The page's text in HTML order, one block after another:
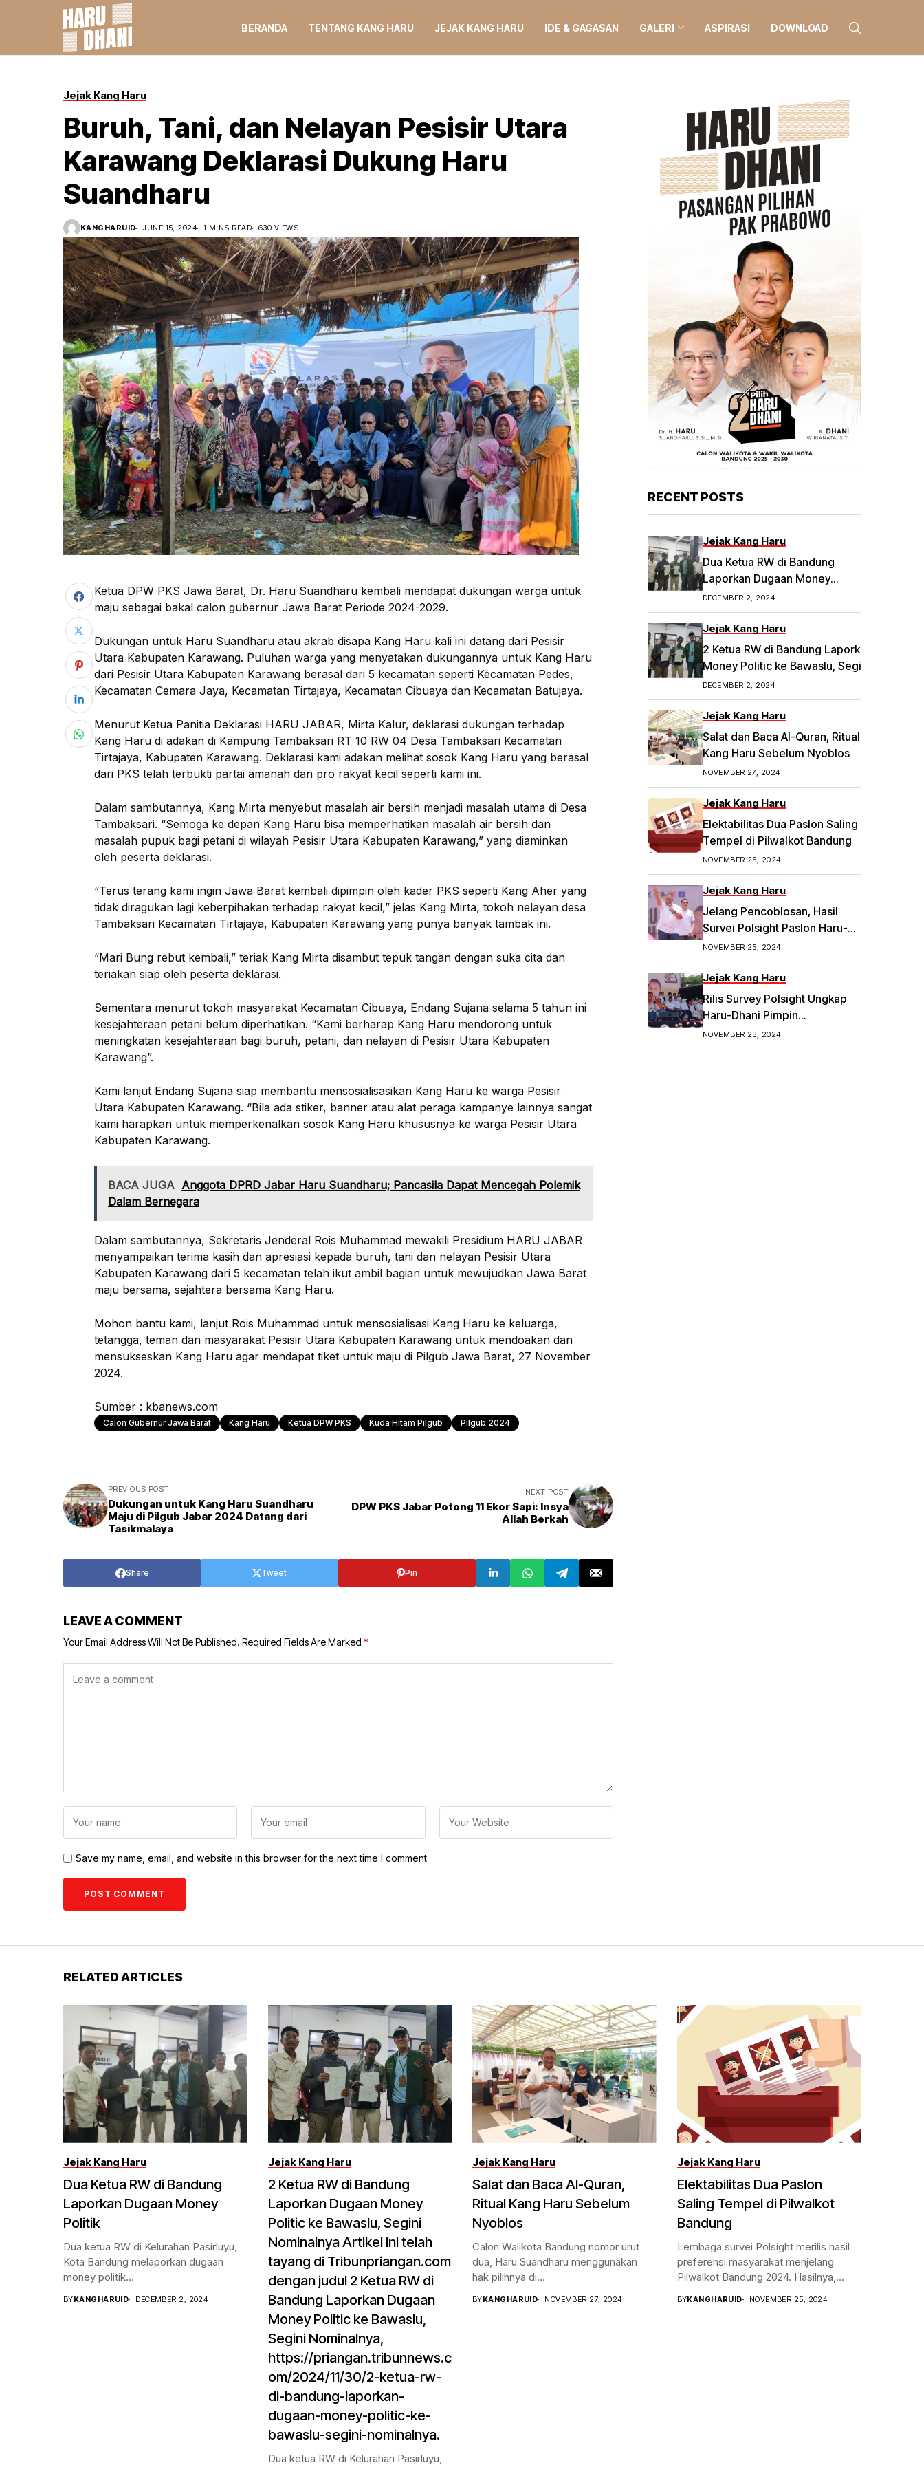
BERANDA TENTANG KANG HARU JEJAK KANG HARU IDE & GAGASAN GALERI ASPIRASI DOWNLOAD
Jejak Kang Haru
Buruh, Tani, dan Nelayan Pesisir Utara
Karawang Deklarasi Dukung Haru
Suandharu
KANGHARUID JUNE 15, 2024 1 MINS READ 630 VIEWS
Ketua DPW PKS Jawa Barat, Dr. Haru Suandharu kembali mendapat dukungan warga untuk
maju sebagai bakal calon gubernur Jawa Barat Periode 2024-2029.
Dukungan untuk Haru Suandharu atau akrab disapa Kang Haru kali ini datang dari Pesisir
Utara Kabupaten Karawang. Puluhan warga yang menyatakan dukungannya untuk Kang Haru
dari Pesisir Utara Kabupaten Karawang berasal dari 5 kecamatan seperti Kecamatan Pedes,
Kecamatan Cemara Jaya, Kecamatan Tirtajaya, Kecamatan Cibuaya dan Kecamatan Batujaya.
Menurut Ketua Panitia Deklarasi HARU JABAR, Mirta Kalur, deklarasi dukungan terhadap
Kang Haru di adakan di Kampung Tambaksari RT 10 RW 04 Desa Tambaksari Kecamatan
Tirtajaya, Kabupaten Karawang. Deklarasi kami adakan melihat sosok Kang Haru yang berasal
dari PKS telah terbukti partai amanah dan pro rakyat kecil seperti kami ini.
Dalam sambutannya, Kang Mirta menyebut masalah air bersih menjadi masalah utama di Desa
Tambaksari. “Semoga ke depan Kang Haru bisa memperhatikan masalah air bersih dan
masalah pupuk bagi petani di wilayah Pesisir Utara Kabupaten Karawang,” yang diaminkan
oleh peserta deklarasi.
“Terus terang kami ingin Jawa Barat kembali dipimpin oleh kader PKS seperti Kang Aher yang
tidak diragukan lagi keberpihakan terhadap rakyat kecil,” jelas Kang Mirta, tokoh nelayan desa
Tambaksari Kecamatan Tirtajaya, Kabupaten Karawang yang punya banyak tambak ini.
“Mari Bung rebut kembali,” teriak Kang Mirta disambut tepuk tangan dengan suka cita dan
teriakan siap oleh peserta deklarasi.
Sementara menurut tokoh masyarakat Kecamatan Cibuaya, Endang Sujana selama 5 tahun ini
kesejahteraan petani belum diperhatikan. “Kami berharap Kang Haru mendorong untuk
meningkatan kesejahteraan bagi buruh, petani, dan nelayan di Pesisir Utara Kabupaten
Karawang”.
Kami lanjut Endang Sujana siap membantu mensosialisasikan Kang Haru ke warga Pesisir
Utara Kabupaten Karawang. “Bila ada stiker, banner atau alat peraga kampanye lainnya sangat
kami harapkan untuk memperkenalkan sosok Kang Haru khususnya ke warga Pesisir Utara
Kabupaten Karawang.
BACA JUGA Anggota DPRD Jabar Haru Suandharu; Pancasila Dapat Mencegah Polemik
Dalam Bernegara
Dalam sambutannya, Sekretaris Jenderal Rois Muhammad mewakili Presidium HARU JABAR
menyampaikan terima kasih dan apresiasi kepada buruh, tani dan nelayan Pesisir Utara
Kabupaten Karawang dari 5 kecamatan telah ikut ambil bagian untuk mewujudkan Jawa Barat
maju bersama, sejahtera bersama Kang Haru.
Mohon bantu kami, lanjut Rois Muhammad untuk mensosialisasi Kang Haru ke keluarga,
tetangga, teman dan masyarakat Pesisir Utara Kabupaten Karawang untuk mendoakan dan
mensukseskan Kang Haru agar mendapat tiket untuk maju di Pilgub Jawa Barat, 27 November
2024.
Sumber : kbanews.com
Calon Gubernur Jawa Barat Kang Haru Ketua DPW PKS Kuda Hitam Pilgub Pilgub 2024
PREVIOUS POST
Dukungan untuk Kang Haru Suandharu
Maju di Pilgub Jabar 2024 Datang dari
Tasikmalaya
NEXT POST
DPW PKS Jabar Potong 11 Ekor Sapi: Insya
Allah Berkah
Share Tweet Pin
LEAVE A COMMENT
Your Email Address Will Not Be Published. Required Fields Are Marked *
Save my name, email, and website in this browser for the next time I comment.
RECENT POSTS
Jejak Kang Haru
Dua Ketua RW di Bandung
Laporkan Dugaan Money
Politik
DECEMBER 2, 2024
Jejak Kang Haru
2 Ketua RW di Bandung Laporkan Dugaan
Money Politic ke Bawaslu, Segini
Nominalnya Artikel ini telah tayang di
Tribunpriangan.com dengan judul 2
Ketua RW di Bandung Laporkan Dugaan
Money Politic ke Bawaslu, Segini
Nominalnya,
30/2-ketua-rw-di-bandung-laporkan-
dugaan-money-politic-ke-bawaslu-
DECEMBER 2, 2024
Jejak Kang Haru
Salat dan Baca Al-Quran, Ritual
Kang Haru Sebelum Nyoblos
NOVEMBER 27, 2024
Jejak Kang Haru
Elektabilitas Dua Paslon Saling
Tempel di Pilwalkot Bandung
NOVEMBER 25, 2024
Jejak Kang Haru
Jelang Pencoblosan, Hasil
Survei Polsight Paslon Haru-
Dhani Meroket di Pilwakot
Bandung
NOVEMBER 25, 2024
Jejak Kang Haru
Rilis Survey Polsight Ungkap
Haru-Dhani Pimpin
Elektabilitas Tertinggi di
NOVEMBER 23, 2024
RELATED ARTICLES
Jejak Kang Haru
Dua Ketua RW di Bandung
Laporkan Dugaan Money
Politik
Dua ketua RW di Kelurahan Pasirluyu,
Kota Bandung melaporkan dugaan
money politik...
BYKANGHARUID DECEMBER 2, 2024
Jejak Kang Haru
2 Ketua RW di Bandung
Laporkan Dugaan Money
Politic ke Bawaslu, Segini
Nominalnya Artikel ini telah
tayang di Tribunpriangan.com
dengan judul 2 Ketua RW di
Bandung Laporkan Dugaan
Money Politic ke Bawaslu,
Segini Nominalnya,
https://priangan.tribunnews.c
om/2024/11/30/2-ketua-rw-
di-bandung-laporkan-
dugaan-money-politic-ke-
bawaslu-segini-nominalnya.
Dua ketua RW di Kelurahan Pasirluyu,
Jejak Kang Haru
Salat dan Baca Al-Quran,
Ritual Kang Haru Sebelum
Nyoblos
Calon Walikota Bandung nomor urut
dua, Haru Suandharu menggunakan
hak pilihnya di...
BYKANGHARUID NOVEMBER 27, 2024
Jejak Kang Haru
Elektabilitas Dua Paslon
Saling Tempel di Pilwalkot
Bandung
Lembaga survei Polsight merilis hasil
preferensi masyarakat menjelang
Pilwalkot Bandung 2024. Hasilnya,...
BYKANGHARUID NOVEMBER 25, 2024